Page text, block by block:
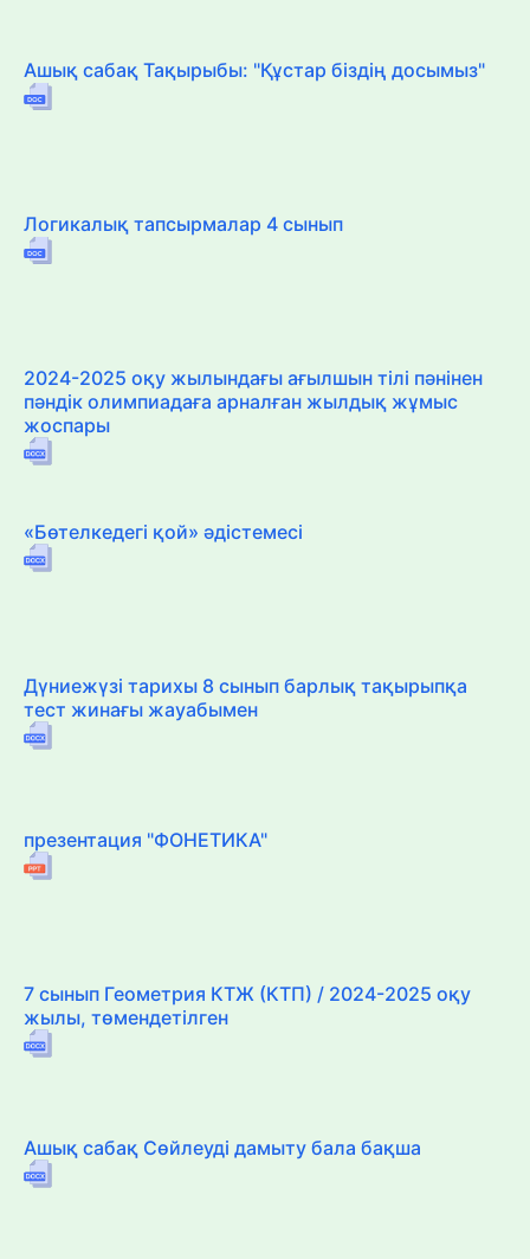
Ашық сабақ Тақырыбы: "Құстар біздің досымыз"
Логикалық тапсырмалар 4 сынып
2024-2025 оқу жылындағы ағылшын тілі пәнінен
пәндік олимпиадаға арналған жылдық жұмыс
жоспары
«Бөтелкедегі қой» әдістемесі
Дүниежүзі тарихы 8 сынып барлық тақырыпқа
тест жинағы жауабымен
презентация "ФОНЕТИКА"
7 сынып Геометрия КТЖ (КТП) / 2024-2025 оқу
жылы, төмендетілген
Ашық сабақ Сөйлеуді дамыту бала бақша